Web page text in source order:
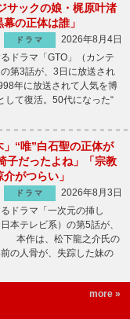
サックの娘・梶原叶渚
の正体は誰」
ドラマ
2026年8月4日
ドラマ「GTO」（カンテ
第3話が、3日に放送され
年に放送されて人気を博
して復活。50代になった“
」“唯”白石聖の正体が
子だったよね」「宗教
がつらい」
ドラマ
2026年8月3日
ドラマ「一次元の挿し
本テレビ系）の第5話が、
本作は、松下龍之介氏の
の人骨が、失踪した妹の
more »